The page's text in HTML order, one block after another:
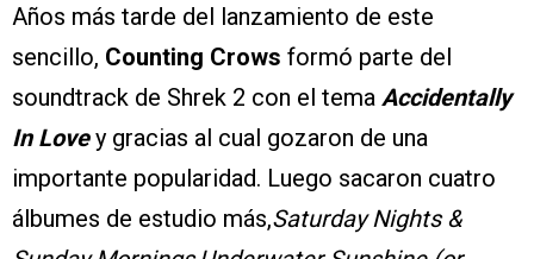
Años más tarde del lanzamiento de este
sencillo, Counting Crows formó parte del
soundtrack de Shrek 2 con el tema Accidentally
In Lovey gracias al cual gozaron de una
importante popularidad. Luego sacaron cuatro
álbumes de estudio más,Saturday Nights &